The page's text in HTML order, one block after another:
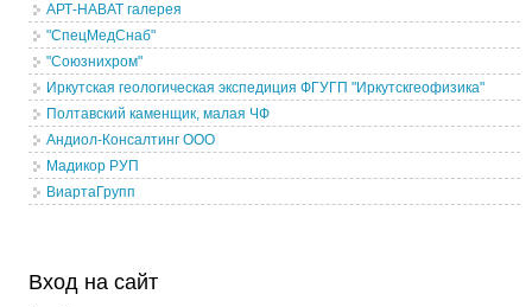
АРТ-НАВАТ галерея
"СпецМедСнаб"
"Союзнихром"
Иркутская геологическая экспедиция ФГУГП "Иркутскгеофизика"
Полтавский каменщик, малая ЧФ
Андиол-Консалтинг ООО
Мадикор РУП
ВиартаГрупп
Вход на сайт